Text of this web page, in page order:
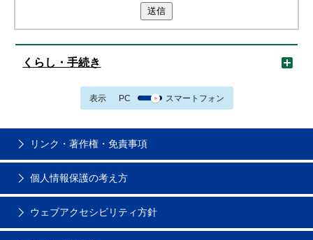
送信
くらし・手続き
表示 PC スマートフォン
リンク・著作権・免責事項
個人情報保護の考え方
ウェブアクセシビリティ方針